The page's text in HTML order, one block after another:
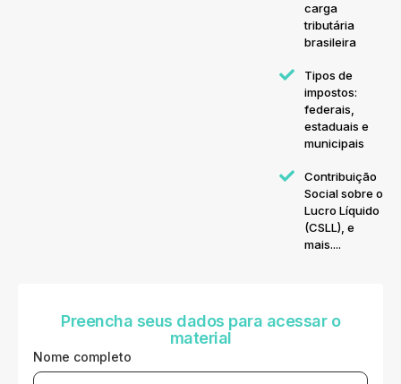
carga
tributária
brasileira
Tipos de
impostos:
federais,
estaduais e
municipais
Contribuição
Social sobre o
Lucro Líquido
(CSLL), e
mais....
Preencha seus dados para acessar o
material
Nome completo